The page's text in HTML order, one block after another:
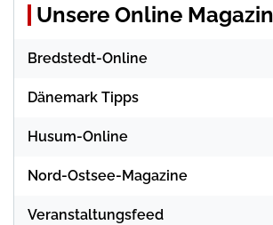
Unsere Online
Bredstedt-Online
Dänemark Tipps
Husum-Online
Nord-Ostsee-Magazine
Veranstaltungsfeed